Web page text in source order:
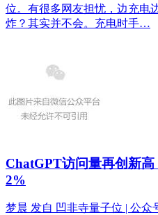
位。有很多网友担忧，边充电
炸？其实并不会。充电时手…
ChatGPT访问量再创新
2%
梦晨 发自 凹非寺量子位 | 公众